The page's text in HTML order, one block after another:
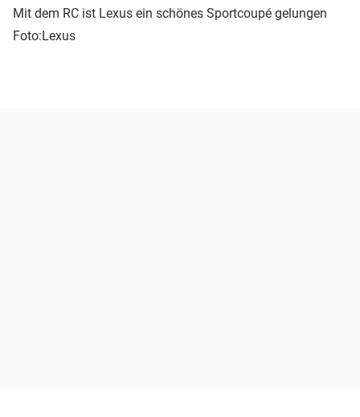
Mit dem RC ist Lexus ein schönes Sportcoupé gelungen
Foto:Lexus